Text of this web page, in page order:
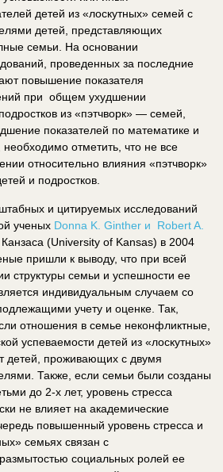
детей из «лоскутных» семей с
детей, представляющих
семьи. На основании
проведенных за последние
повышение показателя
при общем ухудшении
из «пэтчворк» — семей,
показателей по математике и
отметить, что не все
относительно влияния «пэтчворк»
и подростков.
и цитируемых исследований
ученых Donna K. Ginther и Robert A.
Канзаса (University of Kansas) в 2004
пришли к выводу, что при всей
структуры семьи и успешности ее
индивидуальным случаем со
учету и оценке. Так,
отношения в семье неконфликтные,
успеваемости детей из «лоскутных»
детей, проживающих с двумя
Также, если семьи были созданы
до 2-х лет, уровень стресса
не влияет на академические
повышенный уровень стресса и
семьях связан с
социальных ролей ее